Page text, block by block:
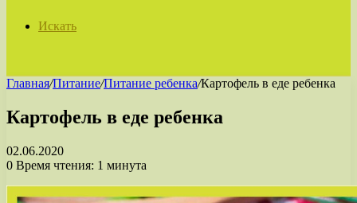
Искать
Главная/Питание/Питание ребенка/Картофель в еде ребенка
Картофель в еде ребенка
02.06.2020
0 Время чтения: 1 минута